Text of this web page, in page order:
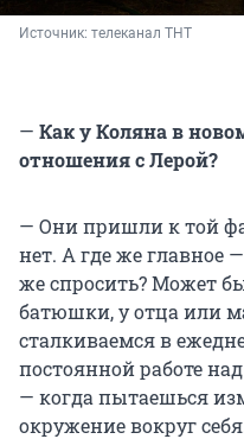
Источник: телеканал ТНТ
— Как у Коляна в
отношения с Лерой?
— Они пришли к той
нет. А где же главное
же спросить? Может
батюшки, у отца или
сталкиваемся в
постоянной работе
— когда пытаешься
окружение вокруг